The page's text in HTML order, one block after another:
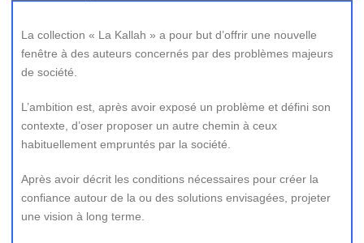
La collection « La Kallah » a pour but d’offrir une nouvelle
fenêtre à des auteurs concernés par des problèmes majeurs
de société.
L’ambition est, après avoir exposé un problème et défini son
contexte, d’oser proposer un autre chemin à ceux
habituellement empruntés par la société.
Après avoir décrit les conditions nécessaires pour créer la
confiance autour de la ou des solutions envisagées, projeter
une vision à long terme.